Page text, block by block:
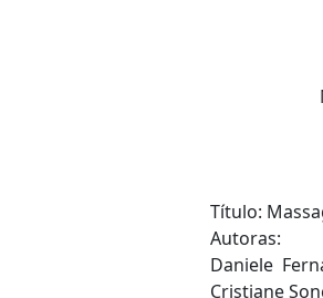
Título:
Autoras:
Daniele
Cristiane